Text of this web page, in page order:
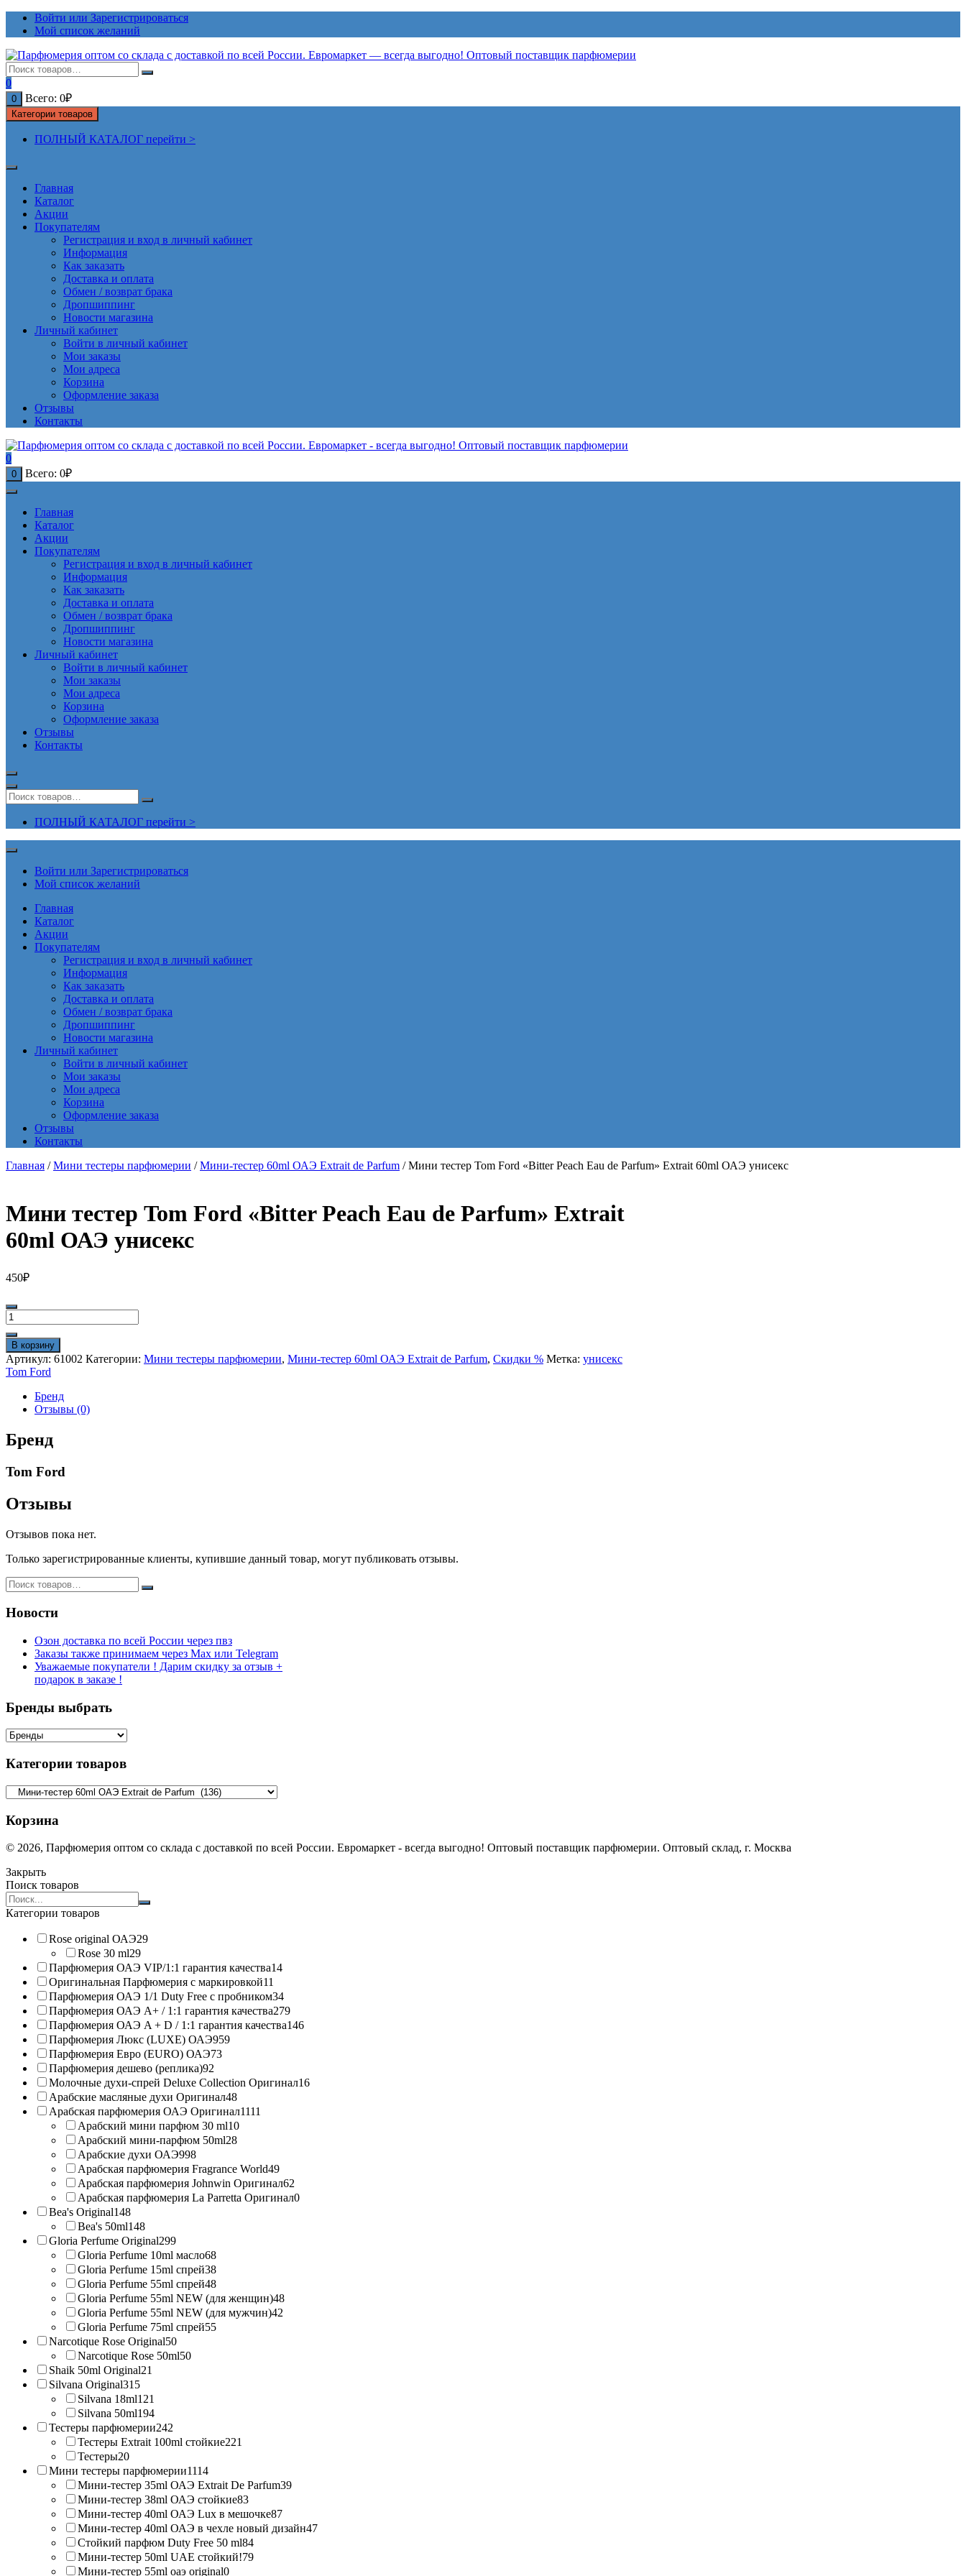
ПерейтиВойти или Зарегистрироваться
Мой список желаний
0
0 Всего: 0₽
Категории товаров
ПОЛНЫЙ КАТАЛОГ перейти >
Главная
Каталог
Акции
Покупателям
Регистрация и вход в личный кабинет
Информация
Как заказать
Доставка и оплата
Обмен / возврат брака
Дропшиппинг
Новости магазина
Личный кабинет
Войти в личный кабинет
Мои заказы
Мои адреса
Корзина
Оформление заказа
Отзывы
Контакты
0
0 Всего: 0₽
Главная
Каталог
Акции
Покупателям
Регистрация и вход в личный кабинет
Информация
Как заказать
Доставка и оплата
Обмен / возврат брака
Дропшиппинг
Новости магазина
Личный кабинет
Войти в личный кабинет
Мои заказы
Мои адреса
Корзина
Оформление заказа
Отзывы
Контакты
ПОЛНЫЙ КАТАЛОГ перейти >
Войти или Зарегистрироваться
Мой список желаний
Главная
Каталог
Акции
Покупателям
Регистрация и вход в личный кабинет
Информация
Как заказать
Доставка и оплата
Обмен / возврат брака
Дропшиппинг
Новости магазина
Личный кабинет
Войти в личный кабинет
Мои заказы
Мои адреса
Корзина
Оформление заказа
Отзывы
Контакты
Главная /Мини тестеры парфюмерии /Мини-тестер 60ml ОАЭ Extrait de Parfum / Мини тестер Tom Ford «Bitter Peach Eau de Parfum» Extrait 60ml ОАЭ унисекс
Мини тестер Tom Ford «Bitter Peach Eau de Parfum» Extrait
60ml ОАЭ унисекс
450₽
Количество
товара
Мини
тестер
Tom
Ford
"Bitter
Peach
de
Parfum"
60ml
унисекс
В корзину
Артикул: 61002 Категории: Мини тестеры парфюмерии, Мини-тестер 60ml ОАЭ Extrait de Parfum, Скидки % Метка: унисекс
Tom Ford
Бренд
Отзывы (0)
Бренд
Tom Ford
Отзывы
Отзывов пока нет.
Только зарегистрированные клиенты, купившие данный товар, могут публиковать отзывы.
Новости
Озон доставка по всей России через пвз
Заказы также принимаем через Max или Telegram
Уважаемые покупатели ! Дарим скидку за отзыв +
подарок в заказе !
Бренды выбрать
Категории товаров
Корзина
© 2026, Парфюмерия оптом со склада с доставкой по всей России. Евромаркет - всегда выгодно! Оптовый поставщик парфюмерии. Оптовый склад, г. Москва
Закрыть
Поиск товаров
Search
products:
Категории товаров
Rose original ОАЭ29
Rose 30 ml29
Парфюмерия ОАЭ VIP/1:1 гарантия качества14
Оригинальная Парфюмерия с маркировкой11
Парфюмерия ОАЭ 1/1 Duty Free с пробником34
Парфюмерия ОАЭ A+ / 1:1 гарантия качества279
Парфюмерия ОАЭ A + D / 1:1 гарантия качества146
Парфюмерия Люкс (LUXE) ОАЭ959
Парфюмерия Евро (EURO) ОАЭ73
Парфюмерия дешево (реплика)92
Молочные духи-спрей Deluxe Collection Оригинал16
Арабские масляные духи Оригинал48
Арабская парфюмерия ОАЭ Оригинал1111
Арабский мини парфюм 30 ml10
Арабский мини-парфюм 50ml28
Арабские духи ОАЭ998
Арабская парфюмерия Fragrance World49
Арабская парфюмерия Johnwin Оригинал62
Арабская парфюмерия La Parretta Оригинал0
Bea's Original148
Bea's 50ml148
Gloria Perfume Original299
Gloria Perfume 10ml масло68
Gloria Perfume 15ml спрей38
Gloria Perfume 55ml спрей48
Gloria Perfume 55ml NEW (для женщин)48
Gloria Perfume 55ml NEW (для мужчин)42
Gloria Perfume 75ml спрей55
Narcotique Rose Original50
Narcotique Rose 50ml50
Shaik 50ml Original21
Silvana Original315
Silvana 18ml121
Silvana 50ml194
Тестеры парфюмерии242
Тестеры Extrait 100ml стойкие221
Тестеры20
Мини тестеры парфюмерии1114
Мини-тестер 35ml ОАЭ Extrait De Parfum39
Мини-тестер 38ml ОАЭ стойкие83
Мини-тестер 40ml ОАЭ Lux в мешочке87
Мини-тестер 40ml ОАЭ в чехле новый дизайн47
Стойкий парфюм Duty Free 50 ml84
Мини-тестер 50ml UAE стойкий!79
Мини-тестер 55ml оаэ original0